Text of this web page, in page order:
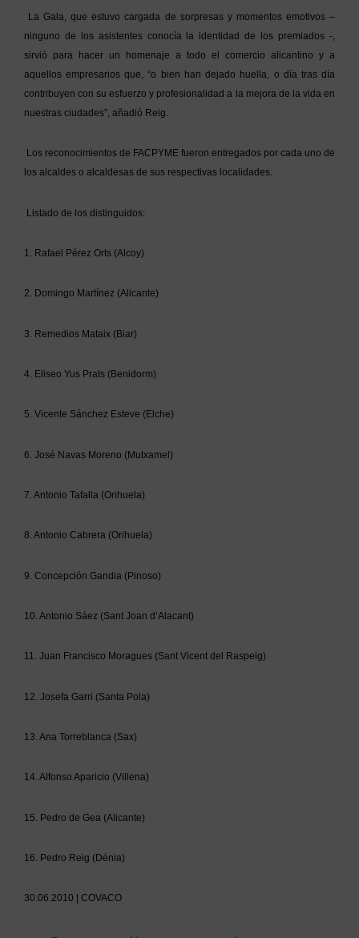
La Gala, que estuvo cargada de sorpresas y momentos emotivos –
ninguno de los asistentes conocía la identidad de los premiados -,
sirvió para hacer un homenaje a todo el comercio alicantino y a
aquellos empresarios que, “o bien han dejado huella, o día tras día
contribuyen con su esfuerzo y profesionalidad a la mejora de la vida en
nuestras ciudades”, añadió Reig.
Los reconocimientos de FACPYME fueron entregados por cada uno de
los alcaldes o alcaldesas de sus respectivas localidades.
Listado de los distinguidos:
1. Rafael Pérez Orts (Alcoy)
2. Domingo Martínez (Alicante)
3. Remedios Mataix (Biar)
4. Eliseo Yus Prats (Benidorm)
5. Vicente Sánchez Esteve (Elche)
6. José Navas Moreno (Mutxamel)
7. Antonio Tafalla (Orihuela)
8. Antonio Cabrera (Orihuela)
9. Concepción Gandia (Pinoso)
10. Antonio Sáez (Sant Joan d’Alacant)
11. Juan Francisco Moragues (Sant Vicent del Raspeig)
12. Josefa Garri (Santa Pola)
13. Ana Torreblanca (Sax)
14. Alfonso Aparicio (Villena)
15. Pedro de Gea (Alicante)
16. Pedro Reig (Dénia)
30.06.2010 | COVACO